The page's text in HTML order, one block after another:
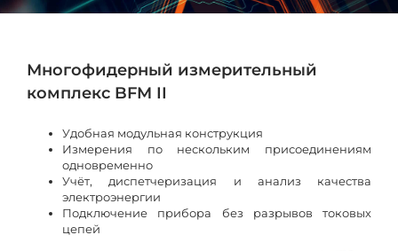
Многофидерный измерительный
комплекс BFM II
Удобная модульная конструкция
Измерения по нескольким присоединениям
одновременно
Учёт, диспетчеризация и анализ качества
электроэнергии
Подключение прибора без разрывов токовых
цепей